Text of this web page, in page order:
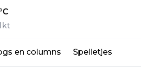
°C
en columns Spelletjes